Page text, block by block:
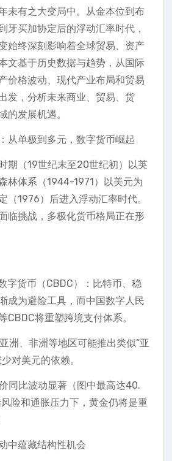
未有之大变局中。从金本位到布
牙买加协定后的浮动汇率时代，
始终深刻影响着全球贸易、资产
文基于历史数据与趋势，从国际
价格波动、现代产业布局和贸易
发，分析未来商业、贸易、货
的发展机遇。
从单极到多元，数字货币崛起
期（19世纪末至20世纪初）以英
林体系（1944-1971）以美元为
（1976）后进入浮动汇率时代。
临挑战，多极化货币格局正在形
字货币（CBDC）：比特币、稳
成为避险工具，而中国数字人民
CBDC将重塑跨境支付体系。
洲、非洲等地区可能推出类似“亚
对美元的依赖。
同比波动显著（图中最高达40.
险和通胀压力下，黄金仍将是重
中蕴藏结构性机会